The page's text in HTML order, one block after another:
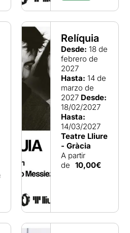
Relíquia
Desde: 18 de
febrero de
2027
Hasta: 14 de
marzo de
2027 Desde:
18/02/2027
Hasta:
14/03/2027
Teatre Lliure
- Gràcia
A partir
de 10,00€